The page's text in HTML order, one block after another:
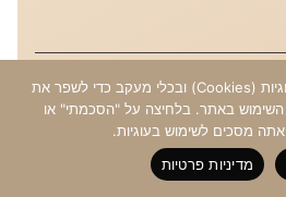
ת אתמדיניות פרטיות.
שלנו לקבלת חדשות ועדכונים.
אתר סולם יעקב משתמש בעוגיות (Cookies) ובכלי מעקב כדי לשפר את
באתר. בלחיצה על "הסכמתי" או
מסכים לשימוש בעוגיות.
מדיניות פרטיות